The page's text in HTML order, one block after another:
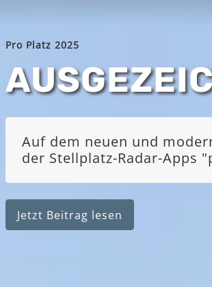
Pro Platz 2025
Auf dem neuen und
der Stellplatz-Radar-Apps
Jetzt Beitrag lesen